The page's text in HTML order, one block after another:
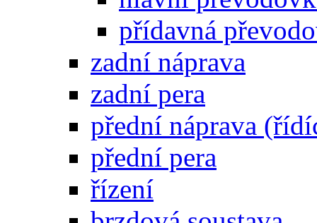
přídavná
zadní náprava
zadní pera
přední náprava
přední pera
řízení